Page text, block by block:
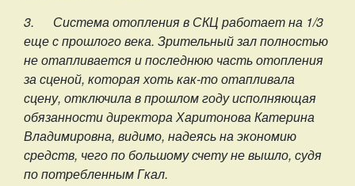
3. Система отопления в СКЦ работает на 1/3
еще с прошлого века. Зрительный зал полностью
не отапливается и последнюю часть отопления
за сценой, которая хоть как-то отапливала
сцену, отключила в прошлом году исполняющая
обязанности директора Харитонова Катерина
Владимировна, видимо, надеясь на экономию
средств, чего по большому счету не вышло, судя
по потребленным Гкал.